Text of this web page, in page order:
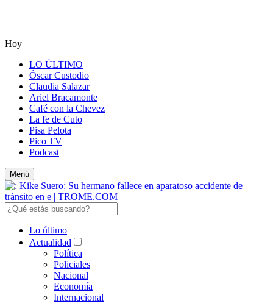
Hoy
LO ÚLTIMO
Óscar Custodio
Claudia Salazar
Ariel Bracamonte
Café con la Chevez
La fe de Cuto
Pisa Pelota
Pico TV
Podcast
Menú
Lo último
Actualidad
Política
Policiales
Nacional
Economía
Internacional